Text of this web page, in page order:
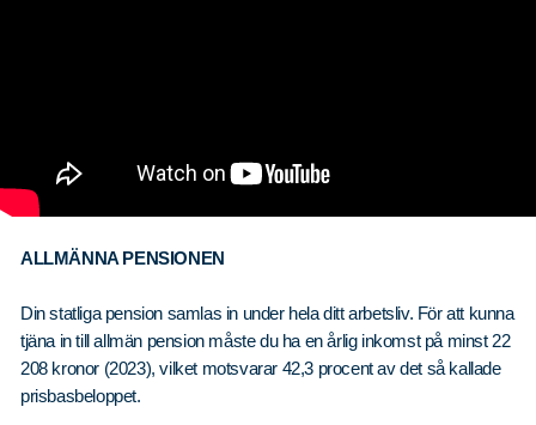
ALLMÄNNA PENSIONEN
Din statliga pension samlas in under hela ditt arbetsliv. För att kunna
tjäna in till allmän pension måste du ha en årlig inkomst på minst 22
208 kronor (2023), vilket motsvarar 42,3 procent av det så kallade
prisbasbeloppet.